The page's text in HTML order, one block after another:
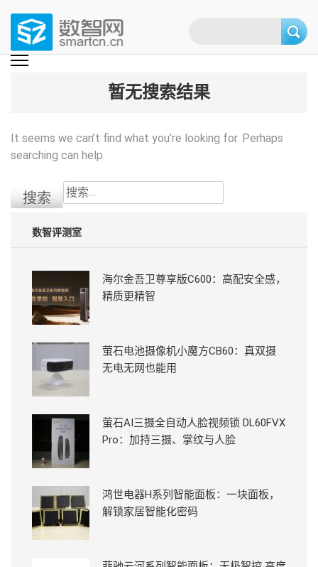
content
(Press
数智网
智能家居第一资讯门户 | 智能家居系统，智能家居产品，智能家居解决方
暂无搜索结果
It seems we can’t find what you’re looking for. Perhaps
searching can help.
搜
索：
数智评测室
海尔金吾卫尊享版C600：高配安全感，
精质更精智
萤石电池摄像机小魔方CB60：真双摄
无电无网也能用
萤石AI三摄全自动人脸视频锁 DL60FVX
Pro：加持三摄、掌纹与人脸
鸿世电器H系列智能面板：一块面板，
解锁家居智能化密码